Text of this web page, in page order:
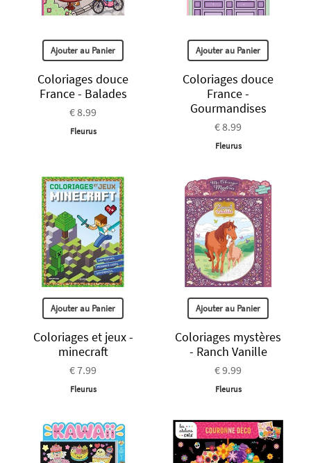
Ajouter au Panier
Coloriages douce
France - Balades
€ 8.99
Fleurus
Ajouter au Panier
Coloriages douce
France -
Gourmandises
€ 8.99
Fleurus
Ajouter au Panier
Coloriages et jeux -
minecraft
€ 7.99
Fleurus
Ajouter au Panier
Coloriages mystères
- Ranch Vanille
€ 9.99
Fleurus